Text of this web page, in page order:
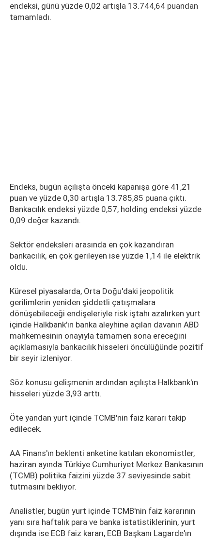
endeksi, günü yüzde 0,02 artışla 13.744,64 puandan
tamamladı.
Endeks, bugün açılışta önceki kapanışa göre 41,21
puan ve yüzde 0,30 artışla 13.785,85 puana çıktı.
Bankacılık endeksi yüzde 0,57, holding endeksi yüzde
0,09 değer kazandı.
Sektör endeksleri arasında en çok kazandıran
bankacılık, en çok gerileyen ise yüzde 1,14 ile elektrik
oldu.
Küresel piyasalarda, Orta Doğu'daki jeopolitik
gerilimlerin yeniden şiddetli çatışmalara
dönüşebileceği endişeleriyle risk iştahı azalırken yurt
içinde Halkbank'ın banka aleyhine açılan davanın ABD
mahkemesinin onayıyla tamamen sona ereceğini
açıklamasıyla bankacılık hisseleri öncülüğünde pozitif
bir seyir izleniyor.
Söz konusu gelişmenin ardından açılışta Halkbank'ın
hisseleri yüzde 3,93 arttı.
Öte yandan yurt içinde TCMB'nin faiz kararı takip
edilecek.
AA Finans'ın beklenti anketine katılan ekonomistler,
haziran ayında Türkiye Cumhuriyet Merkez Bankasının
(TCMB) politika faizini yüzde 37 seviyesinde sabit
tutmasını bekliyor.
Analistler, bugün yurt içinde TCMB'nin faiz kararının
yanı sıra haftalık para ve banka istatistiklerinin, yurt
dışında ise ECB faiz kararı, ECB Başkanı Lagarde'ın